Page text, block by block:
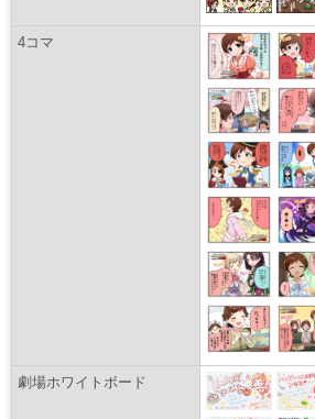
4コマ
劇場ホワイトボード